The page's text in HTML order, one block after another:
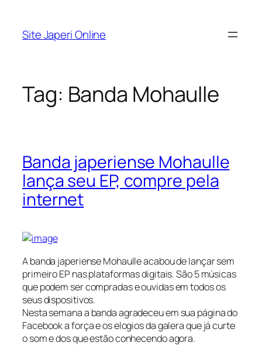
Site Japeri Online
Tag: Banda Mohaulle
Banda japeriense Mohaulle
lança seu EP, compre pela
internet
A banda japeriense Mohaulle acabou de lançar sem
primeiro EP nas plataformas digitais. São 5 músicas
que podem ser compradas e ouvidas em todos os
seus dispositivos.
Nesta semana a banda agradeceu em sua página do
Facebook a força e os elogios da galera que já curte
o som e dos que estão conhecendo agora.